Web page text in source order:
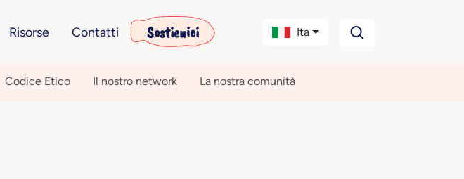
Risorse Contatti Sostienici Ita
Codice Etico Il nostro network La nostra comunità